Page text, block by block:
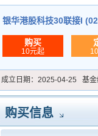
银华港股科技30联接I
购买
10元起
成立日期： 2025-04-25 基金
购买信息